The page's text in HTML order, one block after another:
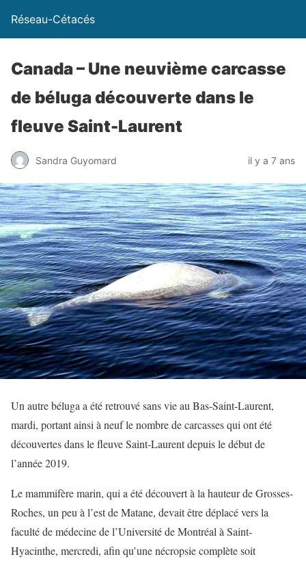
Réseau-Cétacés
Canada – Une neuvième carcasse
de béluga découverte dans le
fleuve Saint-Laurent
Sandra Guyomard il y a 7 ans
Un autre béluga a été retrouvé sans vie au Bas-Saint-Laurent,
mardi, portant ainsi à neuf le nombre de carcasses qui ont été
découvertes dans le fleuve Saint-Laurent depuis le début de
l’année 2019.
Le mammifère marin, qui a été découvert à la hauteur de Grosses-
Roches, un peu à l’est de Matane, devait être déplacé vers la
faculté de médecine de l’Université de Montréal à Saint-
Hyacinthe, mercredi, afin qu’une nécropsie complète soit